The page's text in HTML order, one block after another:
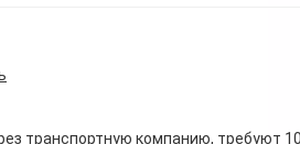
транспортную компанию, требуют